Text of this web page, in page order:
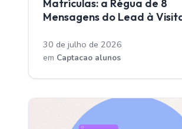
Matrículas: a Régua de 8
Mensagens do Lead à
30 de julho de 2026
em Captacao alunos